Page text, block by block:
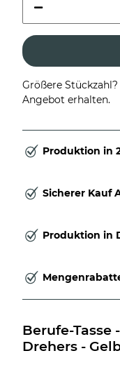
Größere
Angebot erhalten.
Produktion in
Sicherer Kauf
Produktion in
Berufe-Tasse
Drehers -